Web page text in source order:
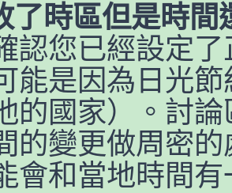
了時區但是時間
認您已經設定
能是因為日光
的國家）。討
的變更做周密
會和當地時間